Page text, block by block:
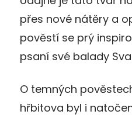
přes nové nátěry a
pověstí se prý
psaní své balady
O temných
hřbitova byl i